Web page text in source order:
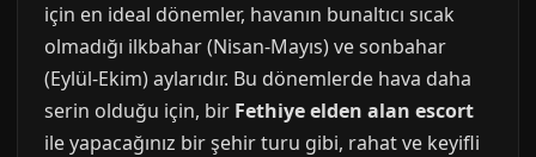
için en ideal dönemler, havanın bunaltıcı sıcak
olmadığı ilkbahar (Nisan-Mayıs) ve sonbahar
(Eylül-Ekim) aylarıdır. Bu dönemlerde hava daha
serin olduğu için, bir Fethiye elden alan escort
ile yapacağınız bir şehir turu gibi, rahat ve keyifli